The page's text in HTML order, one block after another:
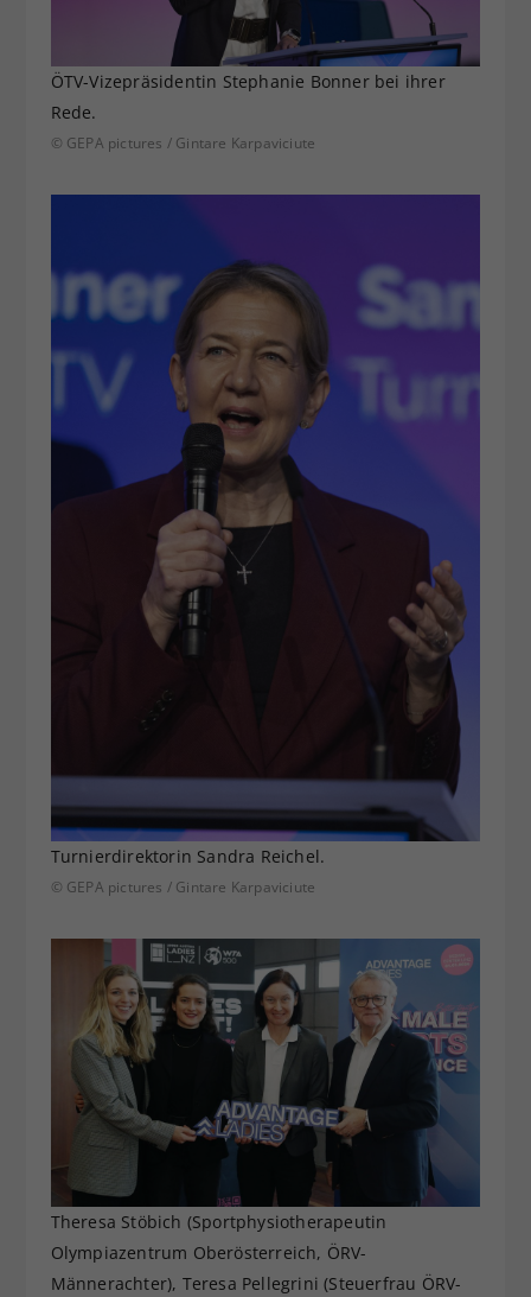
ÖTV-Vizepräsidentin Stephanie Bonner bei ihrer
Rede.
© GEPA pictures / Gintare Karpaviciute
Turnierdirektorin Sandra Reichel.
© GEPA pictures / Gintare Karpaviciute
Theresa Stöbich (Sportphysiotherapeutin
Olympiazentrum Oberösterreich, ÖRV-
Männerachter), Teresa Pellegrini (Steuerfrau ÖRV-